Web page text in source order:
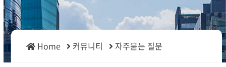
Home 커뮤니티 자주묻는 질문